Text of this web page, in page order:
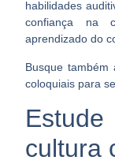
habilidades
confiança na
aprendizado do
Busque também
coloquiais para
cultura